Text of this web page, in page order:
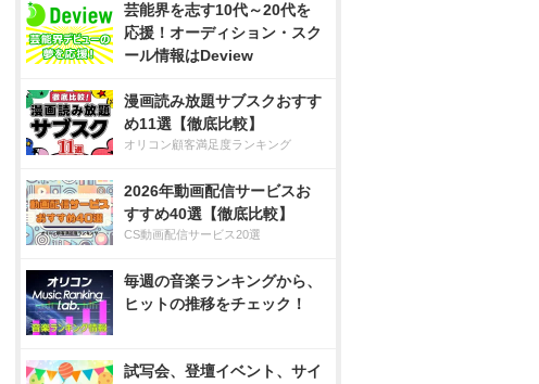
芸能界を志す10代～20代を
応援！オーディション・スク
ール情報はDeview
漫画読み放題サブスクおすす
め11選【徹底比較】
オリコン顧客満足度ランキング
2026年動画配信サービスお
すすめ40選【徹底比較】
CS動画配信サービス20選
毎週の音楽ランキングから、
ヒットの推移をチェック！
試写会、登壇イベント、サイ